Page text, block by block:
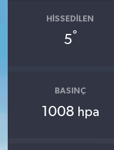
HISSEDILEN
5°
BASINÇ
1008 hpa